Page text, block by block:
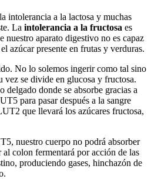
intolerancia a la lactosa y muchas
La intolerancia a la fructosa es
nuestro aparato digestivo no es capaz
azúcar presente en frutas y verduras.
No lo solemos ingerir como tal sino
vez se divide en glucosa y fructosa.
delgado donde se absorbe gracias a
para pasar después a la sangre
que llevará los azúcares fructosa,
nuestro cuerpo no podrá absorber
colon fermentará por acción de las
produciendo gases, hinchazón de